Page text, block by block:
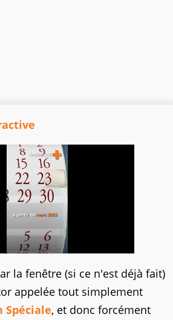
la fenêtre (si ce n'est déjà fait)
appelée tout simplement
Spéciale, et donc forcément